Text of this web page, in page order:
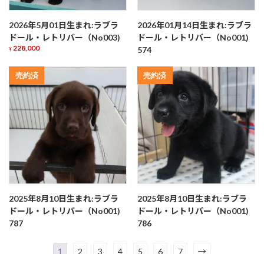
2026年5月01日生まれ:ラブラ
ドール・レトリバー（No003)
¥ 228,000
2026年01月14日生まれ:ラブラ
ドール・レトリバー（No001)
574
売約済
2025年8月10日生まれ:ラブラ
ドール・レトリバー（No001)
787
売約済
2025年8月10日生まれ:ラブラ
ドール・レトリバー（No001)
786
1 2 3 4 5 6 7 →